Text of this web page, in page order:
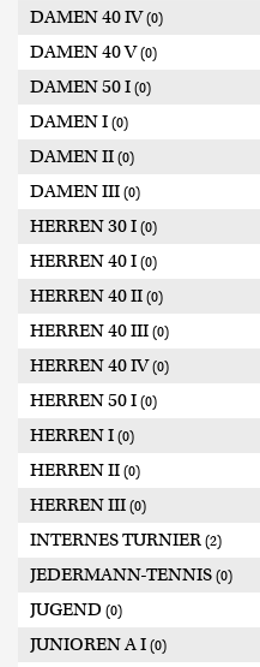
DAMEN 40 IV(0)
DAMEN 40 V(0)
DAMEN 50 I (0)
DAMEN I (0)
DAMEN II (0)
DAMEN III (0)
HERREN 30 I (0)
HERREN 40 I (0)
HERREN 40 II (0)
HERREN 40 III (0)
HERREN 40 IV(0)
HERREN 50 I (0)
HERREN I (0)
HERREN II (0)
HERREN III (0)
INTERNES TURNIER (2)
JEDERMANN-TENNIS (0)
JUGEND (0)
JUNIOREN A I (0)